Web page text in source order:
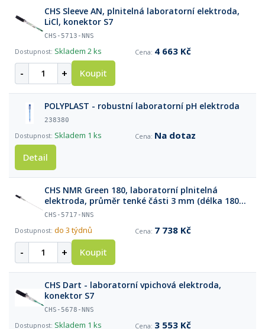
CHS Sleeve AN, plnitelná laboratorní elektroda,
LiCl, konektor S7
CHS-5713-NNS
Skladem 2 ks 4 663 Kč
- + Koupit
POLYPLAST - robustní laboratorní pH elektroda
238380
Skladem 1 ks
Na dotaz
Detail
CHS NMR Green 180, laboratorní plnitelná
elektroda, průměr tenké části 3 mm (délka 180
mm), S7 konektor
CHS-5717-NNS
do 3 týdnů 7 738 Kč
- + Koupit
CHS Dart - laboratorní vpichová elektroda,
konektor S7
CHS-5678-NNS
Skladem 1 ks 3 553 Kč